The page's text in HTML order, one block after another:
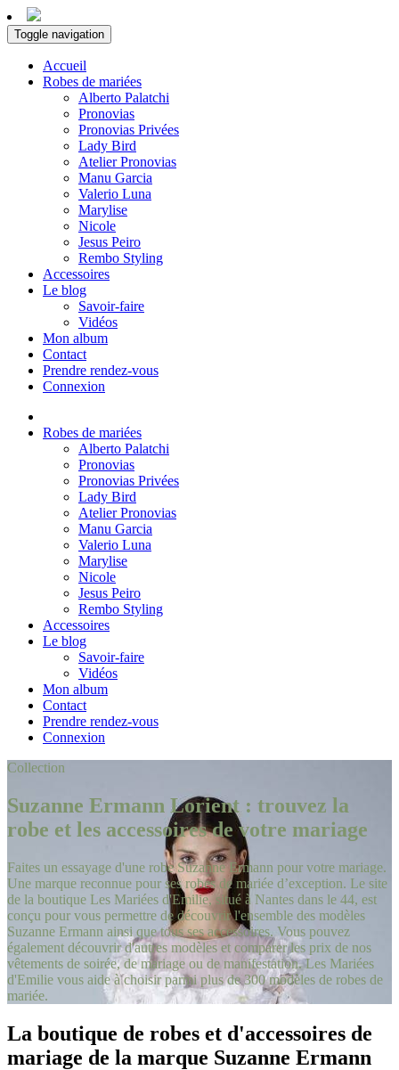
Toggle navigation
Accueil
Robes de mariées
Alberto Palatchi
Pronovias
Pronovias Privées
Lady Bird
Atelier Pronovias
Manu Garcia
Valerio Luna
Marylise
Nicole
Jesus Peiro
Rembo Styling
Accessoires
Le blog
Savoir-faire
Vidéos
Mon album
Contact
Prendre rendez-vous
Connexion
Robes de mariées
Alberto Palatchi
Pronovias
Pronovias Privées
Lady Bird
Atelier Pronovias
Manu Garcia
Valerio Luna
Marylise
Nicole
Jesus Peiro
Rembo Styling
Accessoires
Le blog
Savoir-faire
Vidéos
Mon album
Contact
Prendre rendez-vous
Connexion
Collection
Suzanne Ermann Lorient : trouvez la
robe et les accessoires de votre mariage
Faites un essayage d'une robe Suzanne Ermann pour votre mariage.
Une marque reconnue pour ses robes de mariée d’exception. Le site
de la boutique Les Mariées d'Emilie, situé à Nantes dans le 44, est
conçu pour vous permettre de découvrir l'ensemble des modèles
Suzanne Ermann ainsi que tous ses accessoires. Vous pouvez
également découvrir d'autres modèles et comparer les prix de nos
vêtements de soirée, de mariage ou de manifestation. Les Mariées
d'Emilie vous aide à choisir parmi plus de 300 modèles de robes de
mariée.
La boutique de robes et d'accessoires de
mariage de la marque Suzanne Ermann